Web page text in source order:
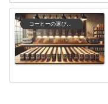
コーヒーの選び方と保存